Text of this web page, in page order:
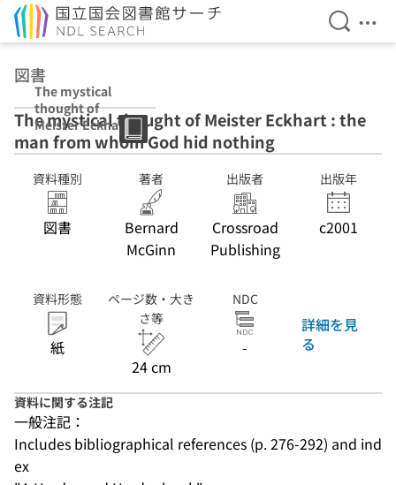
検索を
メ
図書
The mystical
thought of
Meister Eckhart
: the man from
whom God hid
nothing
The mystical thought of Meister Eckhart : the
man from whom God hid nothing
資料種別
図書
著者
Bernard
McGinn
出版者
Crossroad
Publishing
出版年
c2001
資料形態
紙
ページ数・大き
さ等
24 cm
NDC
-
詳細を見
る
資料に関する注記
一般注記：
Includes bibliographical references (p. 276-292) and ind
ex